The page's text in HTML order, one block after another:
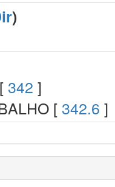
)
342 ]
[ 342.6 ]